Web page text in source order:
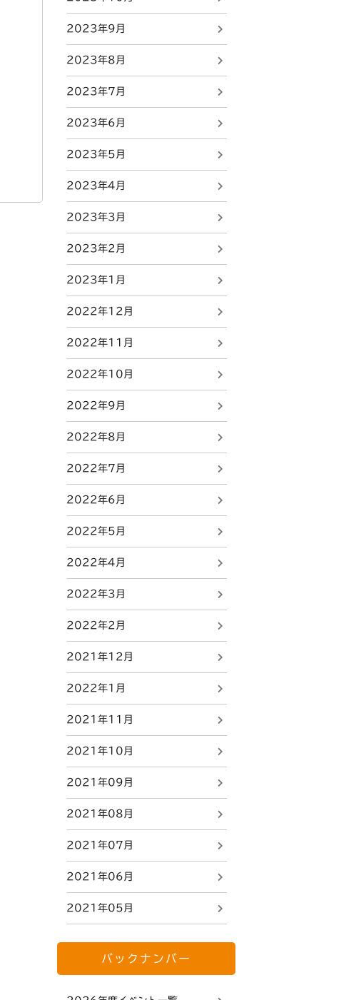
2023年9月
2023年8月
2023年7月
2023年6月
2023年5月
2023年4月
2023年3月
2023年2月
2023年1月
2022年12月
2022年11月
2022年10月
2022年9月
2022年8月
2022年7月
2022年6月
2022年5月
2022年4月
2022年3月
2022年2月
2021年12月
2022年1月
2021年11月
2021年10月
2021年09月
2021年08月
2021年07月
2021年06月
2021年05月
バックナンバー